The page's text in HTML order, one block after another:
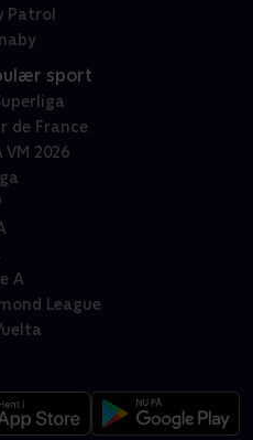
Patrol
sport
de France
VM 2026
A
League